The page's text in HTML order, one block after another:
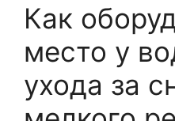
Как
место у
ухода за